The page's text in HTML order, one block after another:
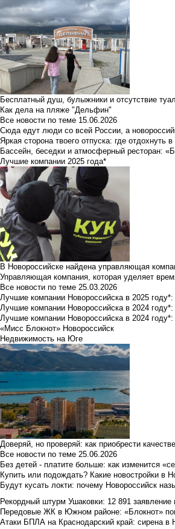
Бесплатный душ, булыжники и отсутствие
Как дела на пляже "Дельфин"
Все новости по теме 15.06.2026
Сюда едут люди со всей России, а
Яркая сторона твоего отпуска: где отдохнуть
Бассейн, беседки и атмосферный ресторан:
Лучшие компании 2025 года*
В Новороссийске найдена управляющая
Управляющая компания, которая уделяет
Все новости по теме 25.03.2026
Лучшие компании Новороссийска в 2025
Лучшие компании Новороссийска в 2024
Лучшие компании Новороссийска в 2024
«Мисс Блокнот» Новороссийск
Недвижимость на Юге
Доверяй, но проверяй: как приобрести
Все новости по теме 25.06.2026
Без детей - платите больше: как изменится
Купить или подождать? Какие новостройки в
Будут кусать локти: почему Новороссийск
Рекордный штурм Ушаковки: 12 891 заявление
Передовые ЖК в Южном районе: «Блокнот»
Атаки БПЛА на Краснодарский край: сирена в